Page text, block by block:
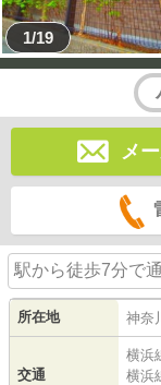
1/19
メ
駅から徒歩7分で
所在地 神奈
交通
横浜
横浜